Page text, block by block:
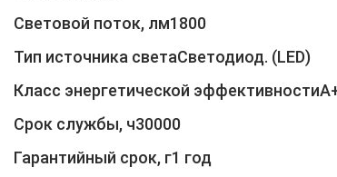
Световой поток, лм1800
Тип источника светаСветодиод. (LED)
Класс энергетической
Срок службы, ч30000
Гарантийный срок, г1 год